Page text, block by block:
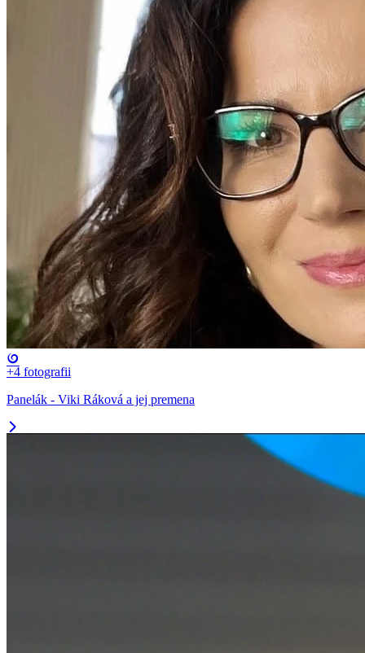
+4 fotografii
Panelák - Viki Ráková a jej premena